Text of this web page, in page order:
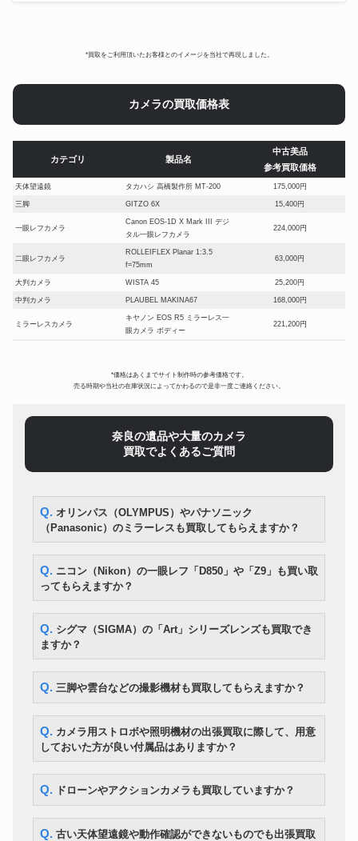
*買取をご利用頂いたお客様とのイメージを当社で再現しました。
カメラの買取価格表
カテゴリ 製品名
中古美品
参考買取価格
天体望遠鏡 タカハシ 高橋製作所 MT-200 175,000円
三脚 GITZO 6X 15,400円
一眼レフカメラ
Canon EOS-1D X Mark III デジ
タル一眼レフカメラ
224,000円
二眼レフカメラ
ROLLEIFLEX Planar 1:3.5
f=75mm
63,000円
大判カメラ WISTA 45 25,200円
中判カメラ PLAUBEL MAKINA67 168,000円
ミラーレスカメラ
キヤノン EOS R5 ミラーレス一
眼カメラ ボディー
221,200円
Leica Q3
シネマカメラ
ゴープロ HERO 9 Black
デジタルビデオカメラ
2023年製
RAYNOX マクロ探検隊 CM-
2000 CM-3500
ルードビデオ雲台
ライカ Noctivid 8×42 オリーブ
グリーン
154,000円
*価格はあくまでサイト制作時の参考価格です。
売る時期や当社の在庫状況によってかわるので是非一度ご連絡ください。
奈良の遺品や大量のカメラ
買取でよくあるご質問
Q. オリンパス（OLYMPUS）やパナソニック
（Panasonic）のミラーレスも買取してもらえますか？
Q. ニコン（Nikon）の一眼レフ「D850」や「Z9」も買い取
ってもらえますか？
Q. シグマ（SIGMA）の「Art」シリーズレンズも買取でき
ますか？
Q. 三脚や雲台などの撮影機材も買取してもらえますか？
Q. カメラ用ストロボや照明機材の出張買取に際して、用意
しておいた方が良い付属品はありますか？
Q. ドローンやアクションカメラも買取していますか？
Q. 古い天体望遠鏡や動作確認ができないものでも出張買取